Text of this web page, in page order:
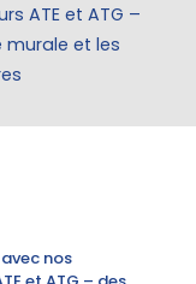
ATE et ATG –
murale et les
nos